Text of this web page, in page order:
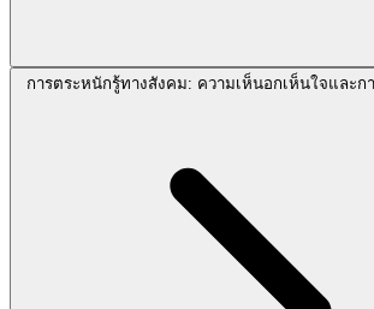
การตระหนักรู้ทางสังคม: ความเห็นอกเห็นใจและก